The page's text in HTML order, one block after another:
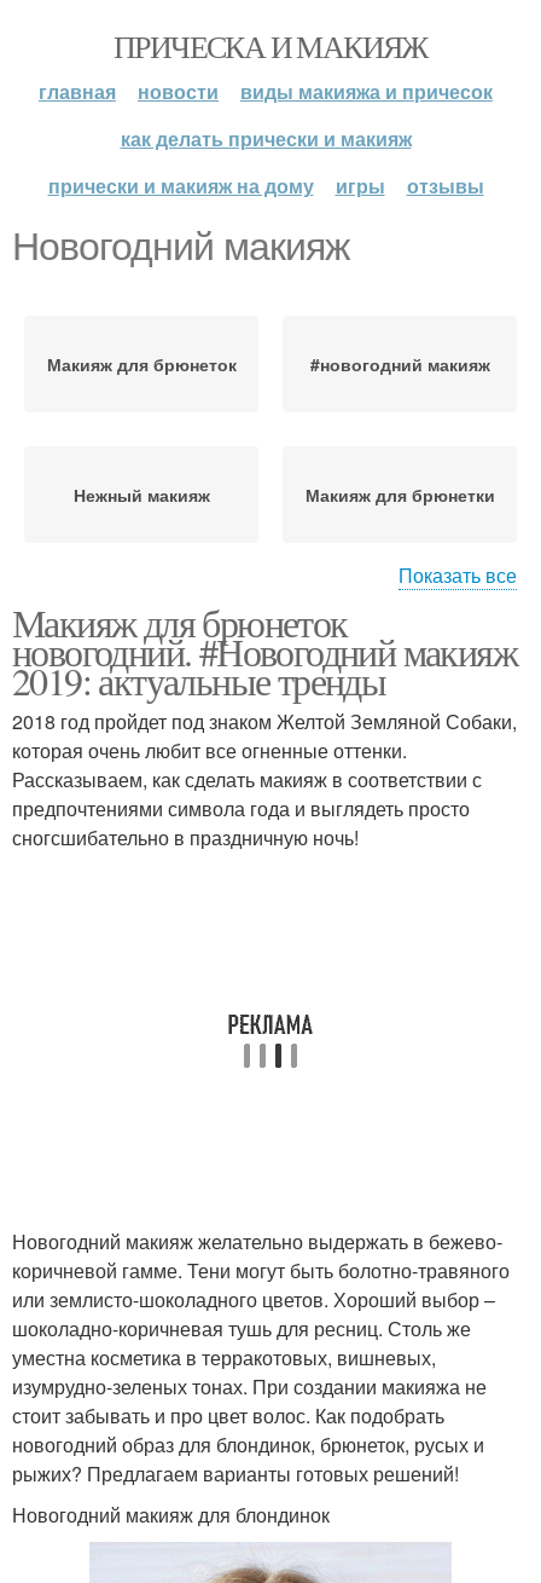
ПРИЧЕСКА И МАКИЯЖ
главная новости
виды макияжа и причесок
как делать прически и макияж
прически и макияж на дому
игры отзывы
Новогодний макияж
Макияж для брюнеток #новогодний макияж
Нежный макияж Макияж для брюнетки
Макияж для зеленых
глаз
зеленоглазых шатенок
Макияж для шатенок
Макияж в домашних
условиях
серебристое платье
Оттенки для макияжа
Повседневный макияж
Макияж к синему
платью
Сделать макияж
прическу
Образ макияж и
прическа
Макияж на осенний бал Макияж на бал
Показать все
Макияж для брюнеток
новогодний. #Новогодний макияж
2019: актуальные тренды
2018 год пройдет под знаком Желтой Земляной Собаки,
которая очень любит все огненные оттенки.
Рассказываем, как сделать макияж в соответствии с
предпочтениями символа года и выглядеть просто
сногсшибательно в праздничную ночь!
Новогодний макияж желательно выдержать в бежево-
коричневой гамме. Тени могут быть болотно-травяного
или землисто-шоколадного цветов. Хороший выбор –
шоколадно-коричневая тушь для ресниц. Столь же
уместна косметика в терракотовых, вишневых,
изумрудно-зеленых тонах. При создании макияжа не
стоит забывать и про цвет волос. Как подобрать
новогодний образ для блондинок, брюнеток, русых и
рыжих? Предлагаем варианты готовых решений!
Новогодний макияж для блондинок